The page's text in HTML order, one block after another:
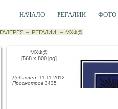
НАЧАЛО РЕГАЛИИ ФОТО
ГАЛЕРЕЯ – РЕГАЛИИ: – МХФ@
МХФ@
[568 x 800 jpg]
Добавлен: 11.11.2012
Просмотров 3435